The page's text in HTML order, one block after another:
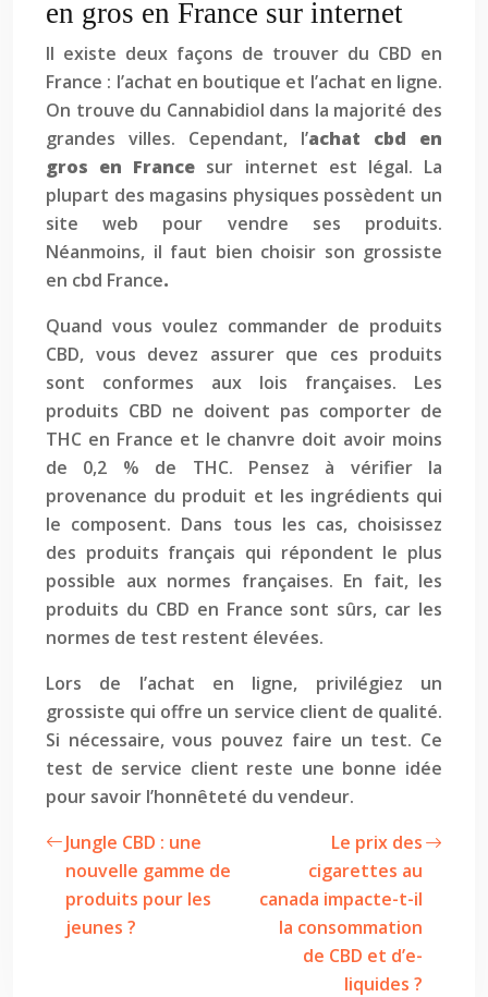
en gros en France sur internet
Il existe deux façons de trouver du CBD en
France : l’achat en boutique et l’achat en ligne.
On trouve du Cannabidiol dans la majorité des
grandes villes. Cependant, l’achat cbd en
gros en France sur internet est légal. La
plupart des magasins physiques possèdent un
site web pour vendre ses produits.
Néanmoins, il faut bien choisir son grossiste
en cbd France.
Quand vous voulez commander de produits
CBD, vous devez assurer que ces produits
sont conformes aux lois françaises. Les
produits CBD ne doivent pas comporter de
THC en France et le chanvre doit avoir moins
de 0,2 % de THC. Pensez à vérifier la
provenance du produit et les ingrédients qui
le composent. Dans tous les cas, choisissez
des produits français qui répondent le plus
possible aux normes françaises. En fait, les
produits du CBD en France sont sûrs, car les
normes de test restent élevées.
Lors de l’achat en ligne, privilégiez un
grossiste qui offre un service client de qualité.
Si nécessaire, vous pouvez faire un test. Ce
test de service client reste une bonne idée
pour savoir l’honnêteté du vendeur.
Jungle CBD : une
nouvelle gamme de
produits pour les
jeunes ?
Le prix des
cigarettes au
canada impacte-t-il
la consommation
de CBD et d’e-
liquides ?